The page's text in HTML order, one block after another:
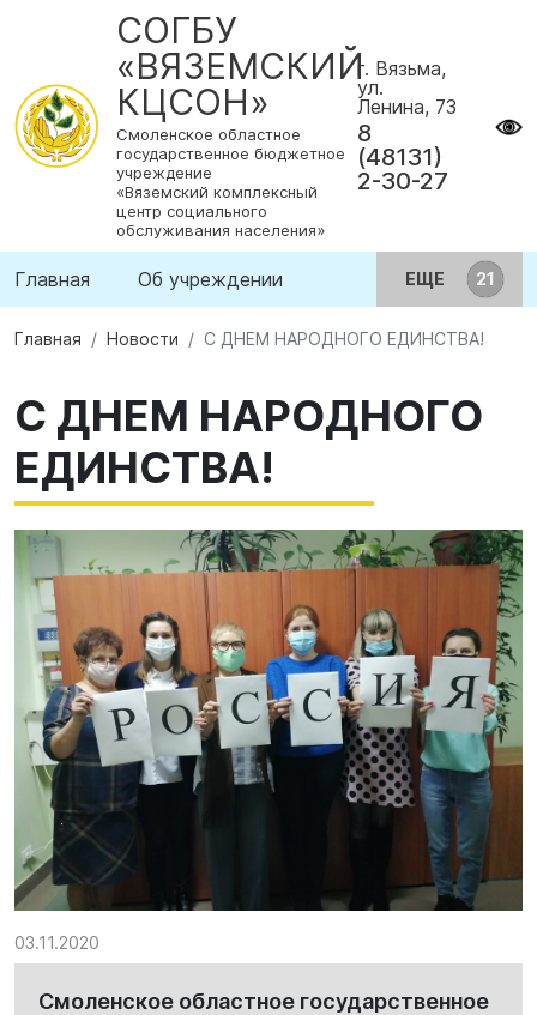
СОГБУ
«ВЯЗЕМСКИЙ
КЦСОН»
Смоленское областное
государственное бюджетное
учреждение
«Вяземский комплексный
центр социального
обслуживания населения»
г. Вязьма,
ул.
Ленина, 73
8
(48131)
2-30-27
Главная Об учреждении ЕЩЕ
Главная Новости С ДНЕМ НАРОДНОГО ЕДИНСТВА!
С ДНЕМ НАРОДНОГО
ЕДИНСТВА!
03.11.2020
Смоленское областное государственное